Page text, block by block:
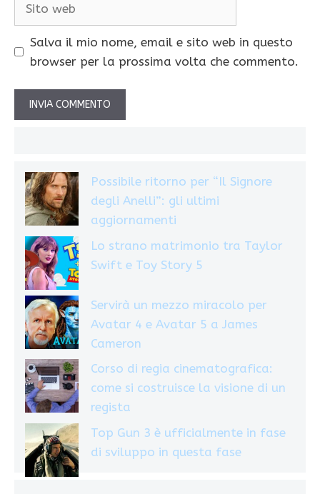
Salva il mio nome, email e sito web in questo
browser per la prossima volta che commento.
Possibile ritorno per “Il Signore
degli Anelli”: gli ultimi
aggiornamenti
Lo strano matrimonio tra Taylor
Swift e Toy Story 5
Servirà un mezzo miracolo per
Avatar 4 e Avatar 5 a James
Cameron
Corso di regia cinematografica:
come si costruisce la visione di un
regista
Top Gun 3 è ufficialmente in fase
di sviluppo in questa fase